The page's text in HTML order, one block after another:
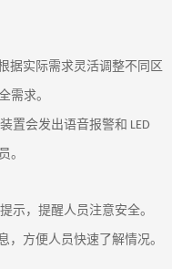
据实际需求灵活调整不同区
需求。
置会发出语音报警和 LED
。
示，提醒人员注意安全。
，方便人员快速了解情况。